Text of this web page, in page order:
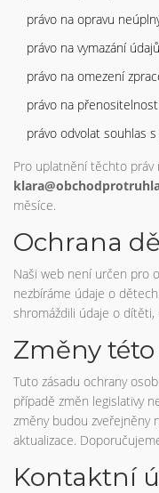
právo na opravu
právo na vymazání údajů
právo na omezení
právo na
právo odvolat souhlas
Pro uplatnění těchto
měsíce.
Ochrana
Naši web není určen pro
nezbíráme údaje o
shromáždili údaje o dítěti,
Změny této
Tuto zásadu ochrany
případě změn legislativy
změny budou zveřejněny
aktualizace.
Kontaktní